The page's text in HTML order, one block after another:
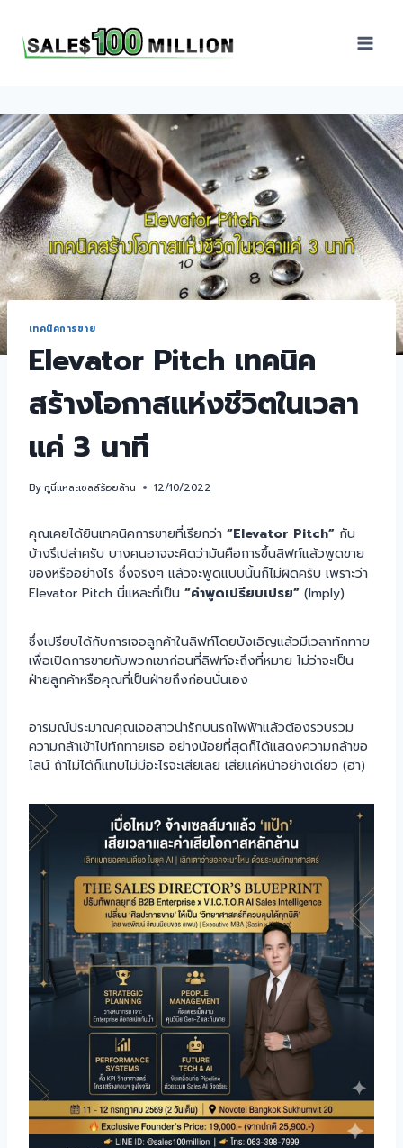
เทคนิคการขาย
Elevator Pitch เทคนิค
สร้างโอกาสแห่งชีวิตในเวลา
แค่ 3 นาที
Byกูนี่แหละเซลล์ร้อยล้าน 12/10/2022
คุณเคยได้ยินเทคนิคการขายที่เรียกว่า “Elevator Pitch” กัน
บ้างรึเปล่าครับ บางคนอาจจะคิดว่ามันคือการขึ้นลิฟท์แล้วพูดขาย
ของหรืออย่างไร ซึ่งจริงๆ แล้วจะพูดแบบนั้นก็ไม่ผิดครับ เพราะว่า
Elevator Pitch นี่แหละที่เป็น “คำพูดเปรียบเปรย” (Imply)
ซึ่งเปรียบได้กับการเจอลูกค้าในลิฟท์โดยบังเอิญแล้วมีเวลาทักทาย
เพื่อเปิดการขายกับพวกเขาก่อนที่ลิฟท์จะถึงที่หมาย ไม่ว่าจะเป็น
ฝ่ายลูกค้าหรือคุณที่เป็นฝ่ายถึงก่อนนั่นเอง
อารมณ์ประมาณคุณเจอสาวน่ารักบนรถไฟฟ้าแล้วต้องรวบรวม
ความกล้าเข้าไปทักทายเธอ อย่างน้อยที่สุดก็ได้แสดงความกล้าขอ
ไลน์ ถ้าไม่ได้ก็แทบไม่มีอะไรจะเสียเลย เสียแค่หน้าอย่างเดียว (ฮา)